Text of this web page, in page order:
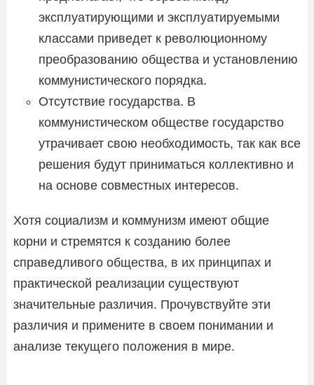
эксплуатирующими и эксплуатируемыми
классами приведет к революционному
преобразованию общества и установлению
коммунистического порядка.
Отсутствие государства. В
коммунистическом обществе государство
утрачивает свою необходимость, так как все
решения будут приниматься коллективно и
на основе совместных интересов.
Хотя социализм и коммунизм имеют общие
корни и стремятся к созданию более
справедливого общества, в их принципах и
практической реализации существуют
значительные различия. Прочувствуйте эти
различия и примените в своем понимании и
анализе текущего положения в мире.